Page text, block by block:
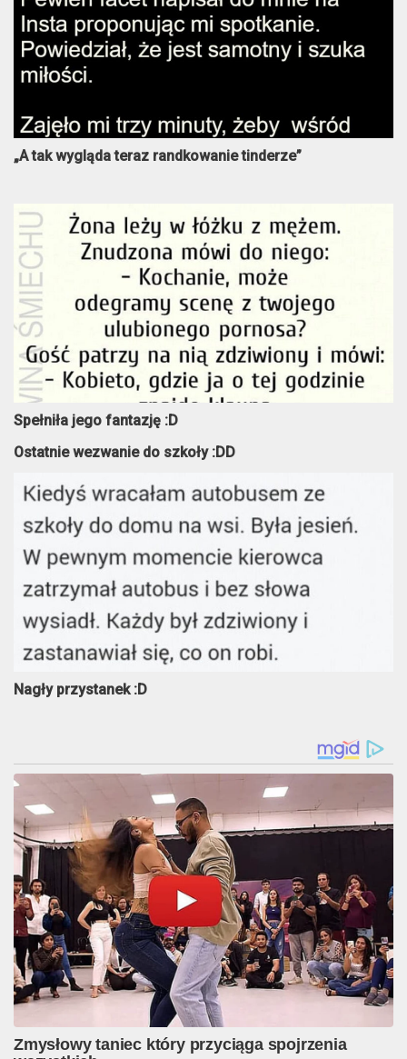
„A tak wygląda teraz randkowanie tinderze”
Spełniła jego fantazję :D
Ostatnie wezwanie do szkoły :DD
Nagły przystanek :D